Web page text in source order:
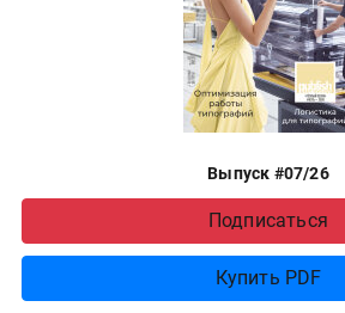
Выпуск #07/26
Подписаться
Купить PDF